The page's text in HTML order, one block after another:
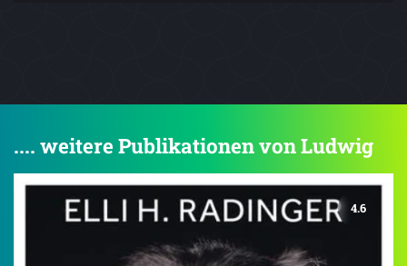
.... weitere Publikationen von Ludwig
4.6